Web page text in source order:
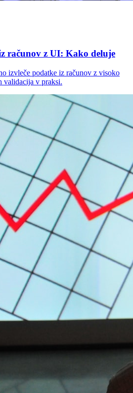
računov z UI: Kako deluje
izvleče podatke iz računov z visoko
validacija v praksi.